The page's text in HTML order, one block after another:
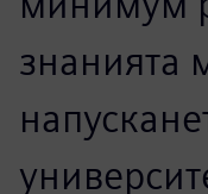
Siemens
за
решаване